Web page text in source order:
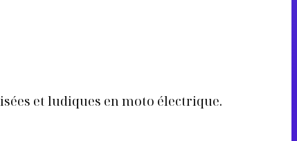
et ludiques en moto électrique.